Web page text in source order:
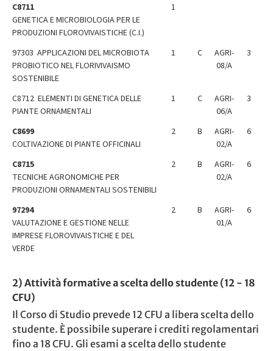
C8711
GENETICA E MICROBIOLOGIA PER LE
PRODUZIONI FLOROVIVAISTICHE (C.I.)
1
97303 APPLICAZIONI DEL MICROBIOTA
PROBIOTICO NEL FLORIVIVAISMO
SOSTENIBILE
1 C
AGRI-
08/A
3
C8712 ELEMENTI DI GENETICA DELLE
PIANTE ORNAMENTALI
1 C
AGRI-
06/A
3
C8699
COLTIVAZIONE DI PIANTE OFFICINALI
2 B
AGRI-
02/A
6
C8715
TECNICHE AGRONOMICHE PER
PRODUZIONI ORNAMENTALI SOSTENIBILI
2 B
AGRI-
02/A
6
97294
VALUTAZIONE E GESTIONE NELLE
IMPRESE FLOROVIVAISTICHE E DEL
VERDE
2 B
AGRI-
01/A
6
2) Attività formative a scelta dello studente (12 - 18
CFU)
Il Corso di Studio prevede 12 CFU a libera scelta dello
studente. È possibile superare i crediti regolamentari
fino a 18 CFU. Gli esami a scelta dello studente